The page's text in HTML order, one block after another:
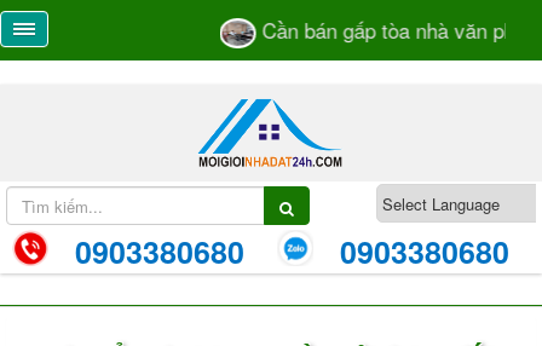
Cần bán gấp tòa nhà văn phòng
0903380680 0903380680